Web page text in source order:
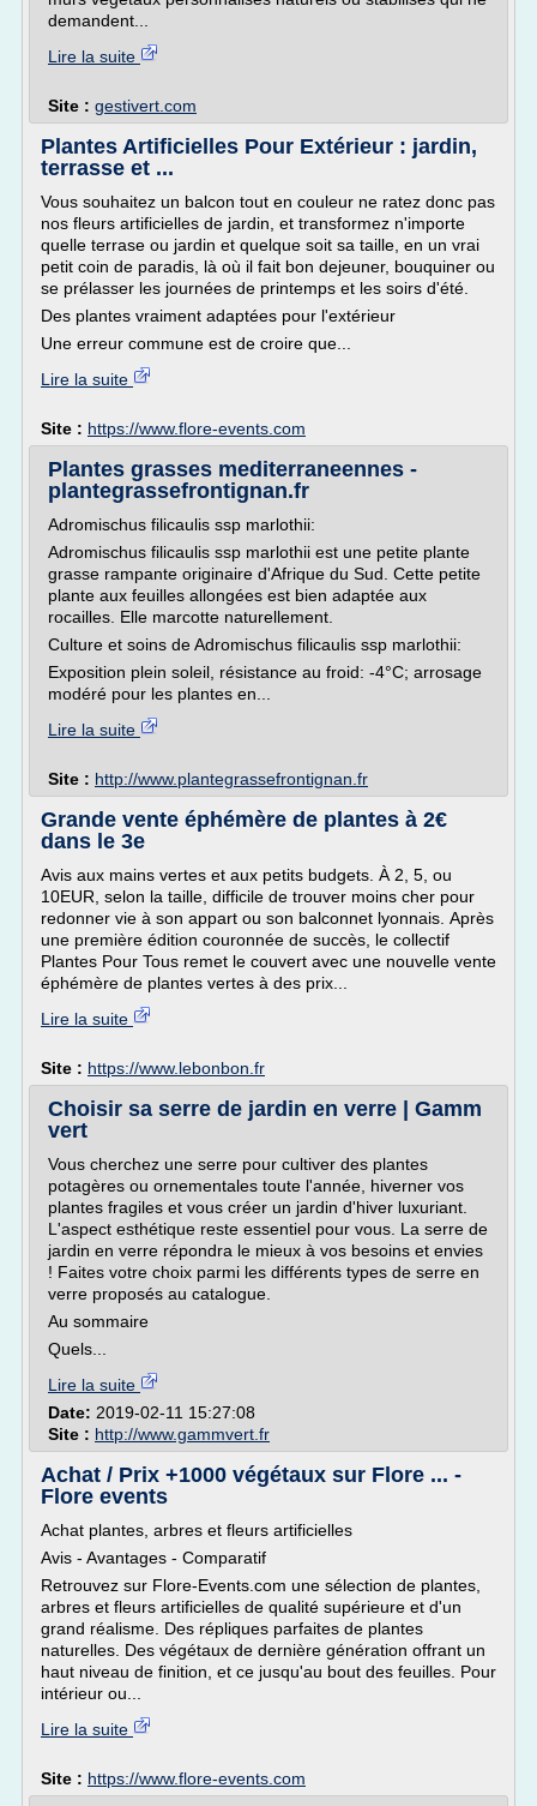
demandent...
Lire la suite
Site : gestivert.com
Plantes Artificielles Pour Extérieur : jardin,
terrasse et ...
Vous souhaitez un balcon tout en couleur ne ratez donc pas
nos fleurs artificielles de jardin, et transformez n'importe
quelle terrase ou jardin et quelque soit sa taille, en un vrai
petit coin de paradis, là où il fait bon dejeuner, bouquiner ou
se prélasser les journées de printemps et les soirs d'été.
Des plantes vraiment adaptées pour l'extérieur
Une erreur commune est de croire que...
Lire la suite
Site : https://www.flore-events.com
Plantes grasses mediterraneennes -
plantegrassefrontignan.fr
Adromischus filicaulis ssp marlothii:
Adromischus filicaulis ssp marlothii est une petite plante
grasse rampante originaire d'Afrique du Sud. Cette petite
plante aux feuilles allongées est bien adaptée aux
rocailles. Elle marcotte naturellement.
Culture et soins de Adromischus filicaulis ssp marlothii:
Exposition plein soleil, résistance au froid: -4°C; arrosage
modéré pour les plantes en...
Lire la suite
Site : http://www.plantegrassefrontignan.fr
Grande vente éphémère de plantes à 2€
dans le 3e
Avis aux mains vertes et aux petits budgets. À 2, 5, ou
10EUR, selon la taille, difficile de trouver moins cher pour
redonner vie à son appart ou son balconnet lyonnais. Après
une première édition couronnée de succès, le collectif
Plantes Pour Tous remet le couvert avec une nouvelle vente
éphémère de plantes vertes à des prix...
Lire la suite
Site : https://www.lebonbon.fr
Choisir sa serre de jardin en verre | Gamm
vert
Vous cherchez une serre pour cultiver des plantes
potagères ou ornementales toute l'année, hiverner vos
plantes fragiles et vous créer un jardin d'hiver luxuriant.
L'aspect esthétique reste essentiel pour vous. La serre de
jardin en verre répondra le mieux à vos besoins et envies
! Faites votre choix parmi les différents types de serre en
verre proposés au catalogue.
Au sommaire
Quels...
Lire la suite
Date: 2019-02-11 15:27:08
Site : http://www.gammvert.fr
Achat / Prix +1000 végétaux sur Flore ... -
Flore events
Achat plantes, arbres et fleurs artificielles
Avis - Avantages - Comparatif
Retrouvez sur Flore-Events.com une sélection de plantes,
arbres et fleurs artificielles de qualité supérieure et d'un
grand réalisme. Des répliques parfaites de plantes
naturelles. Des végétaux de dernière génération offrant un
haut niveau de finition, et ce jusqu'au bout des feuilles. Pour
intérieur ou...
Lire la suite
Site : https://www.flore-events.com